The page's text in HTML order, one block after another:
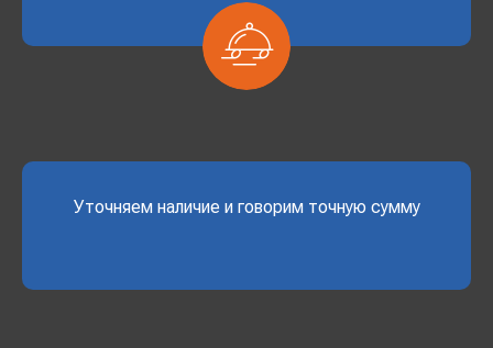
Уточняем наличие и говорим точную сумму